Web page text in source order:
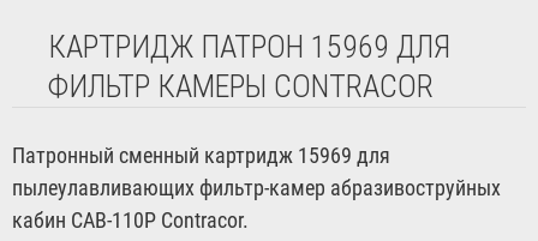
КАРТРИДЖ ПАТРОН 15969 ДЛЯ
ФИЛЬТР КАМЕРЫ CONTRACOR
Патронный сменный картридж 15969 для
пылеулавливающих фильтр-камер абразивоструйных
кабин CAB-110P Contracor.